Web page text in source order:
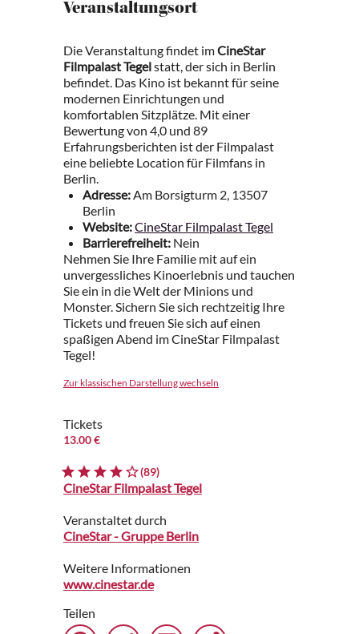
Veranstaltungsort
Die Veranstaltung findet imCineStar
Filmpalast Tegelstatt, der sich in Berlin
befindet. Das Kino ist bekannt für seine
modernen Einrichtungen und
komfortablen Sitzplätze. Mit einer
Bewertung von 4,0 und 89
Erfahrungsberichten ist der Filmpalast
eine beliebte Location für Filmfans in
Berlin.
Adresse:Am Borsigturm 2, 13507
Berlin
Website:CineStar Filmpalast Tegel
Barrierefreiheit: Nein
Nehmen Sie Ihre Familie mit auf ein
unvergessliches Kinoerlebnis und tauchen
Sie ein in die Welt der Minions und
Monster. Sichern Sie sich rechtzeitig Ihre
Tickets und freuen Sie sich auf einen
spaßigen Abend im CineStar Filmpalast
Tegel!
Zur klassischen Darstellung wechseln
Tickets
13.00 €
(89)
CineStar Filmpalast Tegel
Veranstaltet durch
CineStar - Gruppe Berlin
Weitere Informationen
www.cinestar.de
Teilen